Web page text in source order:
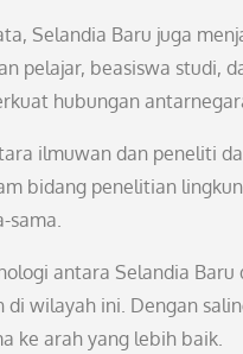
Selandia Baru juga
pelajar, beasiswa studi,
hubungan
ilmuwan dan peneliti
bidang penelitian
sama.
antara Selandia
wilayah ini. Dengan
ke arah yang lebih baik.